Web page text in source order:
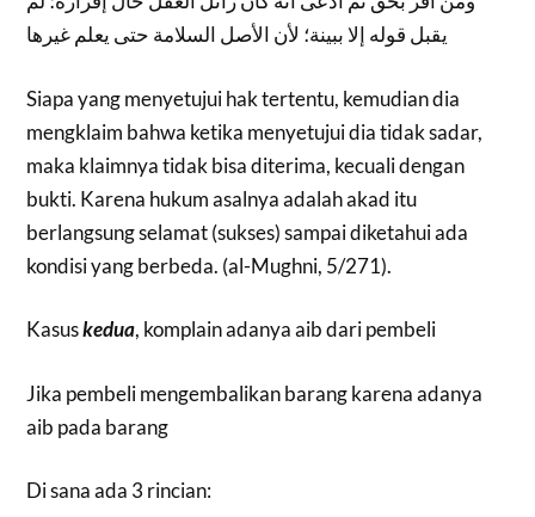
يقبل قوله إلا ببينة؛ لأن الأصل السلامة حتى يعلم غيرها
Siapa yang menyetujui hak tertentu, kemudian dia
mengklaim bahwa ketika menyetujui dia tidak sadar,
maka klaimnya tidak bisa diterima, kecuali dengan
bukti. Karena hukum asalnya adalah akad itu
berlangsung selamat (sukses) sampai diketahui ada
kondisi yang berbeda. (al-Mughni, 5/271).
Kasuskedua, komplain adanya aib dari pembeli
Jika pembeli mengembalikan barang karena adanya
aib pada barang
Di sana ada 3 rincian: